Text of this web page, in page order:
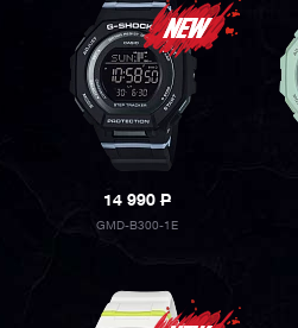
14 990P
GMD-B300-1E